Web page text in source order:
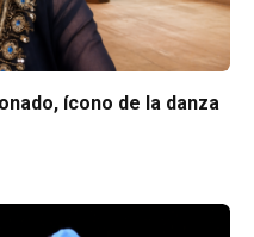
ícono de la danza